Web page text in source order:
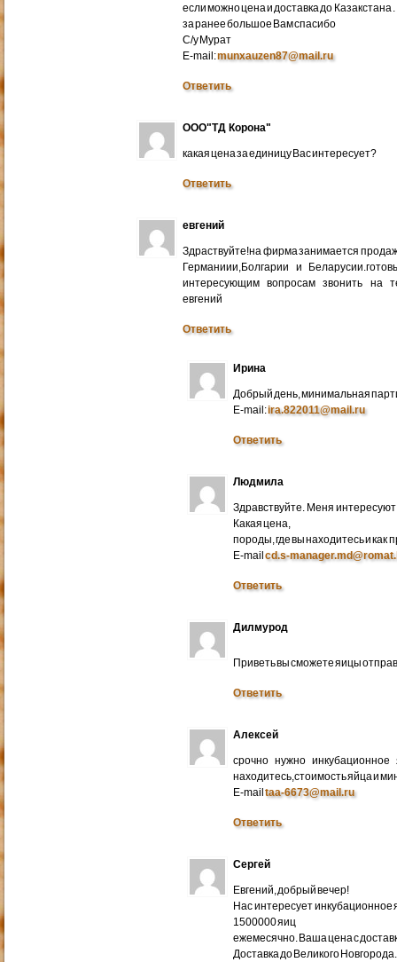
если можно цена и доставка до Казакстана .
за ранее большое Вам спасибо
С/у Мурат
E-mail:munxauzen87@mail.ru
Ответить
ООО"ТД Корона"
какая цена за единицу Вас интересует?
Ответить
евгений
Здраствуйте!на фирма занимается
Германиии,Болгарии и
интересующим вопросам звонить на
евгений
Ответить
Ирина
Добрый день, минимальная
E-mail:ira.822011@mail.ru
Ответить
Людмила
Здравствуйте. Меня
Какая цена,
породы, где вы находитесь и как
E-mailcd.s-
Ответить
Дилмурод
Приветь вы сможете яицы
Ответить
Алексей
срочно нужно
находитесь,стоимость яйца и
E-mailtaa-6673@mail.ru
Ответить
Сергей
Евгений, добрый вечер!
Нас интересует инкубационное
1500000 яиц
ежемесячно. Ваша цена с
Доставка до Великого Новгорода.